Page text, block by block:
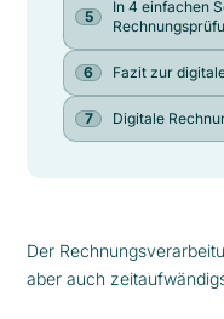
In 4 einfachen
Fazit zur
Digitale
Der
aber auch